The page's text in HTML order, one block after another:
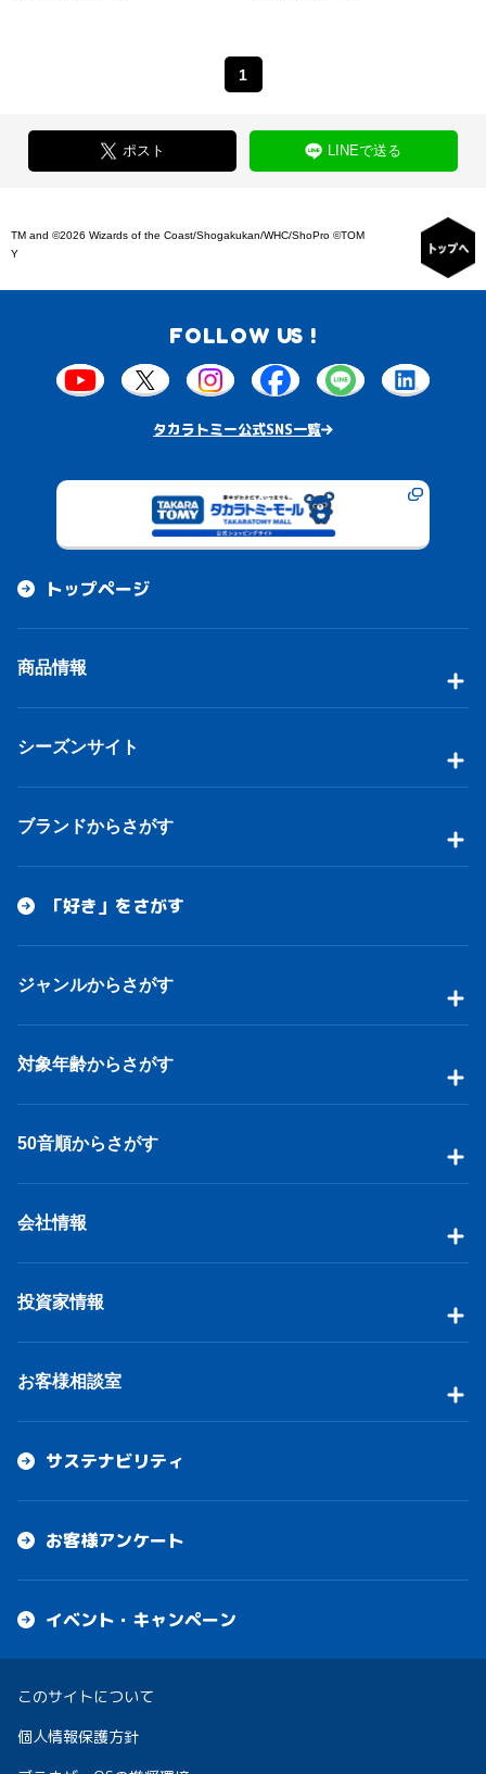
1
ポスト LINEで送る
TM and ©2026 Wizards of the Coast/Shogakukan/WHC/ShoPro ©TOM
Y
FOLLOW US !
タカラトミー公式SNS一覧
トップページ
商品情報
シーズンサイト
ブランドからさがす
「好き」をさがす
ジャンルからさがす
対象年齢からさがす
50音順からさがす
会社情報
投資家情報
お客様相談室
サステナビリティ
お客様アンケート
イベント・キャンペーン
このサイトについて
個人情報保護方針